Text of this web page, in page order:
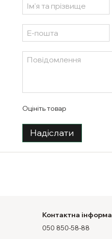
Оцініть товар
Надіслати
Контактна
050 850-58-88